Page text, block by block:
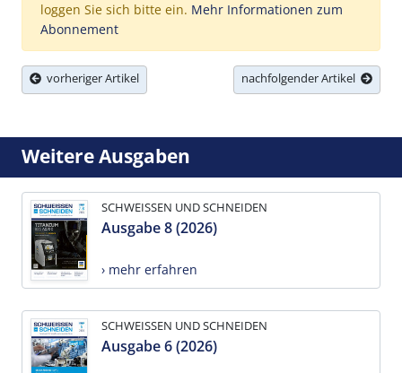
loggen Sie sich bitte ein. Mehr Informationen zum
Abonnement
vorheriger Artikel nachfolgender Artikel
Weitere Ausgaben
SCHWEISSEN UND SCHNEIDEN
Ausgabe 8 (2026)
› mehr erfahren
SCHWEISSEN UND SCHNEIDEN
Ausgabe 6 (2026)